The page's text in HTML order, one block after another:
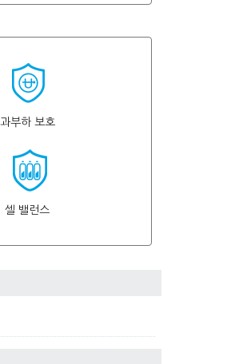
과부하 보호
셀 밸런스